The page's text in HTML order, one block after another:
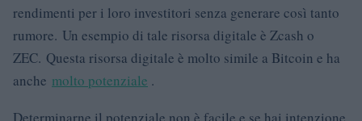
rendimenti per i loro investitori senza generare così tanto
rumore. Un esempio di tale risorsa digitale è Zcash o
ZEC. Questa risorsa digitale è molto simile a Bitcoin e ha
anche molto potenziale .